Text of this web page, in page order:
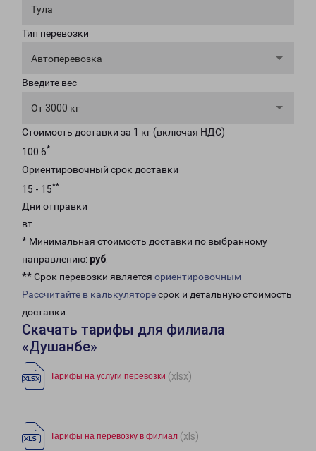
Тула
Тип перевозки
Автоперевозка
Введите вес
От 3000 кг
Стоимость доставки за 1 кг (включая НДС)
100.6*
Ориентировочный срок доставки
15 - 15**
Дни отправки
вт
* Минимальная стоимость доставки по выбранному
направлению: руб.
** Срок перевозки является ориентировочным
Рассчитайте в калькуляторесрок и детальную стоимость
доставки.
Скачать тарифы для филиала
«Душанбе»
Тарифы на услуги перевозки (xlsx)
Тарифы на перевозку в филиал (xls)